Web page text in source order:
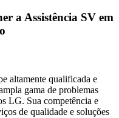
a Assistência SV em
altamente qualificada e
gama de problemas
LG. Sua competência e
de qualidade e soluções